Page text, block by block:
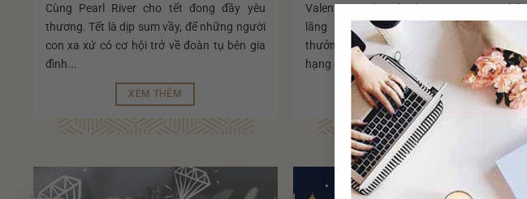
Cùng Pearl River cho tết đong đầy yêu
thương. Tết là dịp sum vầy, để những người
con xa xứ có cơ hội trở về đoàn tụ bên gia
đình...
XEM THÊM
Valentine – cho yêu thương trọn vẹn. Thật
lãng mạn khi được cùng người thương
thưởng thức những món ăn kiểu Âu thượng
hạng được trình bày tinh tế, nhâm...
XEM THÊM